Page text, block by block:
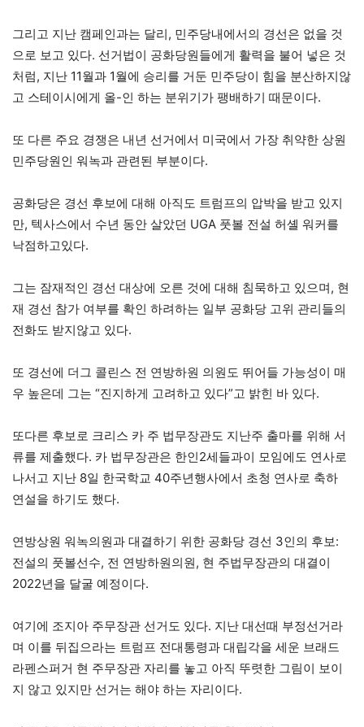
그리고 지난 캠페인과는 달리, 민주당내에서의 경선은 없을 것
으로 보고 있다. 선거법이 공화당원들에게 활력을 불어 넣은 것
처럼, 지난 11월과 1월에 승리를 거둔 민주당이 힘을 분산하지않
고 스테이시에게 올-인 하는 분위기가 팽배하기 때문이다.
또 다른 주요 경쟁은 내년 선거에서 미국에서 가장 취약한 상원
민주당원인 워녹과 관련된 부분이다.
공화당은 경선 후보에 대해 아직도 트럼프의 압박을 받고 있지
만, 텍사스에서 수년 동안 살았던 UGA 풋볼 전설 허셸 워커를
낙점하고있다.
그는 잠재적인 경선 대상에 오른 것에 대해 침묵하고 있으며, 현
재 경선 참가 여부를 확인 하려하는 일부 공화당 고위 관리들의
전화도 받지않고 있다.
또 경선에 더그 콜린스 전 연방하원 의원도 뛰어들 가능성이 매
우 높은데 그는 “진지하게 고려하고 있다”고 밝힌 바 있다.
또다른 후보로 크리스 카 주 법무장관도 지난주 출마를 위해 서
류를 제출했다. 카 법무장관은 한인2세들과이 모임에도 연사로
나서고 지난 8일 한국학교 40주년행사에서 초청 연사로 축하
연설을 하기도 했다.
연방상원 워녹의원과 대결하기 위한 공화당 경선 3인의 후보:
전설의 풋볼선수, 전 연방하원의원, 현 주법무장관의 대결이
2022년을 달굴 예정이다.
여기에 조지아 주무장관 선거도 있다. 지난 대선때 부정선거라
며 이를 뒤집으라는 트럼프 전대통령과 대립각을 세운 브래드
라펜스퍼거 현 주무장관 자리를 놓고 아직 뚜렷한 그림이 보이
지 않고 있지만 선거는 해야 하는 자리이다.